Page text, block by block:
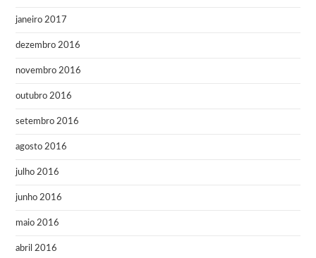
janeiro 2017
dezembro 2016
novembro 2016
outubro 2016
setembro 2016
agosto 2016
julho 2016
junho 2016
maio 2016
abril 2016